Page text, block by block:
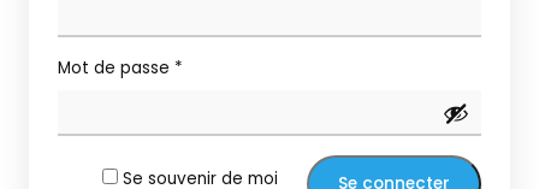
Mot de passe *
Se souvenir de moi Se connecter